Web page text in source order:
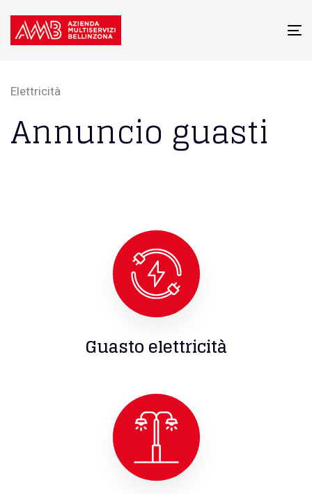
Elettricità
Annuncio guasti
Guasto elettricità